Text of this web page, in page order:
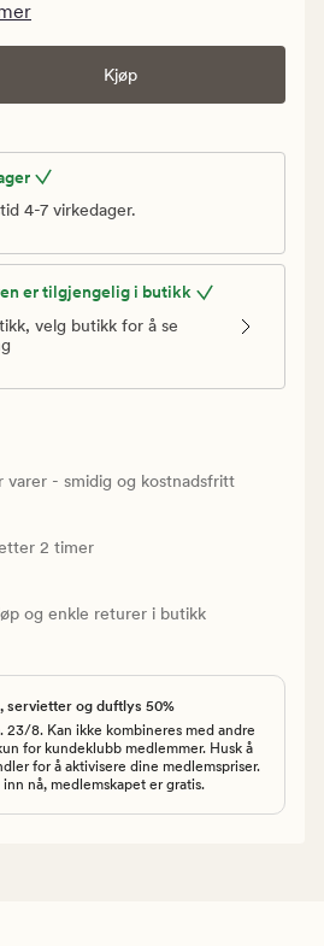
Kjøp
4-7 virkedager.
er tilgjengelig i butikk
velg butikk for å se
varer - smidig og kostnadsfritt
2 timer
og enkle returer i butikk
servietter og duftlys 50%
23/8. Kan ikke kombineres med andre
for kundeklubb medlemmer. Husk å
for å aktivisere dine medlemspriser.
nå, medlemskapet er gratis.